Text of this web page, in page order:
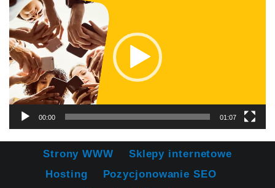
video
00:00 01:07
Strony WWW
Sklepy internetowe
Hosting
Pozycjonowanie SEO